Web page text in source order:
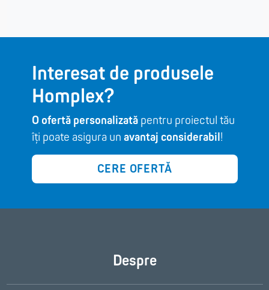
Interesat de produsele
Homplex?
O ofertă personalizatăpentru proiectul tău
îți poate asigura un avantaj considerabil!
CERE OFERTĂ
Despre